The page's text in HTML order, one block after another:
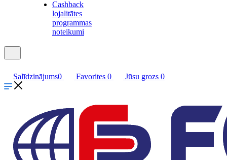
Cashback
lojalitātes
programmas
noteikumi
Salīdzinājums0 Favorites 0 Jūsu grozs 0